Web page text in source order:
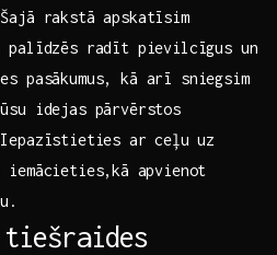
rakstā apskatīsim
palīdzēs radīt pievilcīgus un
pasākumus, kā arī sniegsim⁢
idejas pārvērstos
⁤ar ceļu uz
iemācieties,kā⁤ apvienot